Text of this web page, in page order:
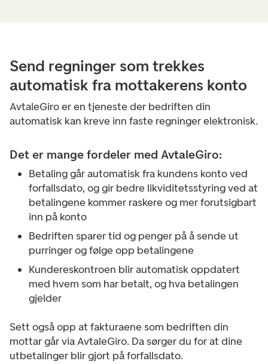
Send regninger som trekkes
automatisk fra mottakerens konto
AvtaleGiro er en tjeneste der bedriften din
automatisk kan kreve inn faste regninger elektronisk.
Det er mange fordeler med AvtaleGiro:
Betaling går automatisk fra kundens konto ved
forfallsdato, og gir bedre likviditetsstyring ved at
betalingene kommer raskere og mer forutsigbart
inn på konto
Bedriften sparer tid og penger på å sende ut
purringer og følge opp betalingene
Kundereskontroen blir automatisk oppdatert
med hvem som har betalt, og hva betalingen
gjelder
Sett også opp at fakturaene som bedriften din
mottar går via AvtaleGiro. Da sørger du for at dine
utbetalinger blir gjort på forfallsdato.